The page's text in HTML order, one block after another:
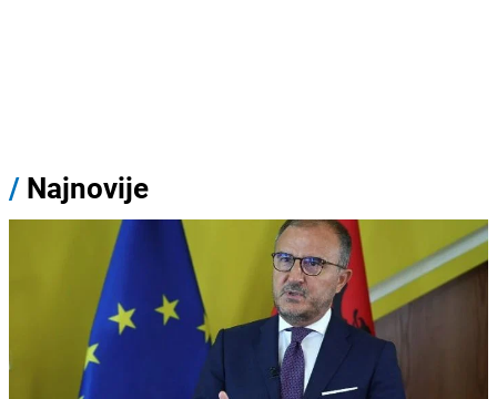
/ Najnovije